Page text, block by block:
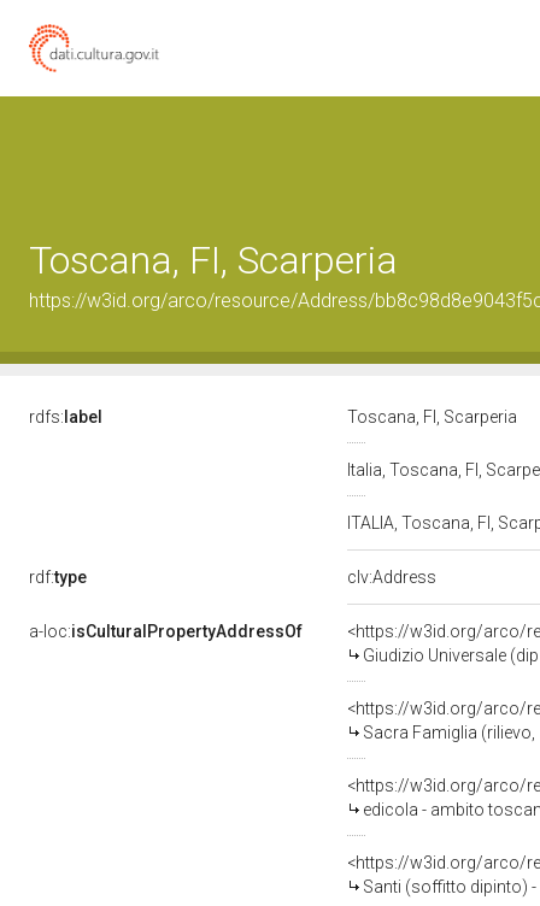
Toscana, FI, Scarperia
https://w3id.org/arco/resource/Address/
rdfs: label Toscana, FI, Scarperia
Italia, Toscana, FI,
ITALIA, Toscana, FI,
rdf:type clv:Address
a-loc:isCulturalPropertyAddressOf
<https://w3id.org/arco/
Giudizio Universale
<https://w3id.org/arco/
Sacra Famiglia
<https://w3id.org/arco/
edicola - ambito
<https://w3id.org/arco/
Santi (soffitto dipinto)